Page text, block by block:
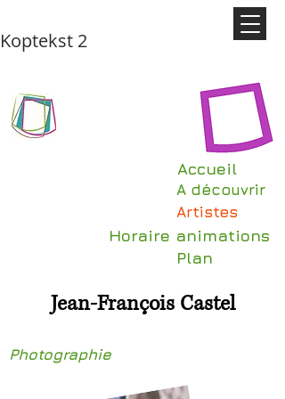
Koptekst 2
Accueil
A découvrir
Artistes
Horaire animations
Plan
Jean-François Castel
Photographie